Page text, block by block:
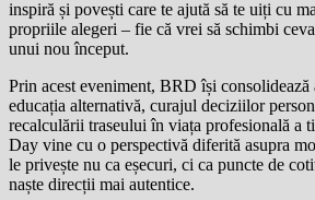
inspiră și povești care te ajută să te uiți cu
propriile alegeri – fie că vrei să schimbi
unui nou început.
Prin acest eveniment, BRD își consolidează
educația alternativă, curajul deciziilor
recalculării traseului în viața profesională a
Day vine cu o perspectivă diferită asupra
le privește nu ca eșecuri, ci ca puncte de
naște direcții mai autentice.